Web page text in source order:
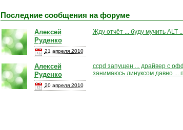
Последние сообщения на форуме
Алексей
Руденко
21 апреля 2010
Жду отчёт ... буду мучить ALT
Алексей
Руденко
20 апреля 2010
ccpd запущен ... драйвер с
занимаюсь линуксом давно ...